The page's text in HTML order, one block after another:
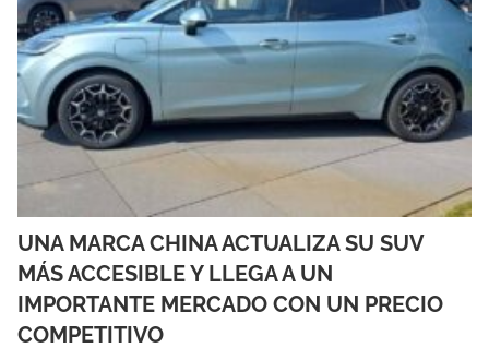
UNA MARCA CHINA ACTUALIZA SU SUV
MÁS ACCESIBLE Y LLEGA A UN
IMPORTANTE MERCADO CON UN PRECIO
COMPETITIVO